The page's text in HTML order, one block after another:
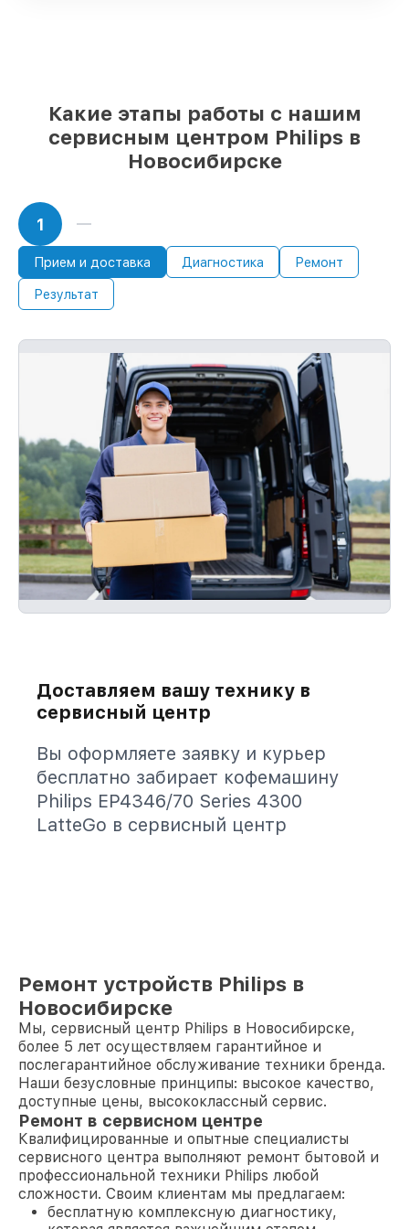
Какие этапы работы с нашим
сервисным центром Philips в
Новосибирске
1
Прием и доставка Диагностика Ремонт
Результат
Доставляем вашу технику в
сервисный центр
Вы оформляете заявку и курьер
бесплатно забирает кофемашину
Philips EP4346/70 Series 4300
LatteGo в сервисный центр
Ремонт устройств Philips в
Новосибирске
Мы, сервисный центр Philips в Новосибирске,
более 5 лет осуществляем гарантийное и
послегарантийное обслуживание техники бренда.
Наши безусловные принципы: высокое качество,
доступные цены, высококлассный сервис.
Ремонт в сервисном центре
Квалифицированные и опытные специалисты
сервисного центра выполняют ремонт бытовой и
профессиональной техники Philips любой
сложности. Своим клиентам мы предлагаем:
бесплатную комплексную диагностику,